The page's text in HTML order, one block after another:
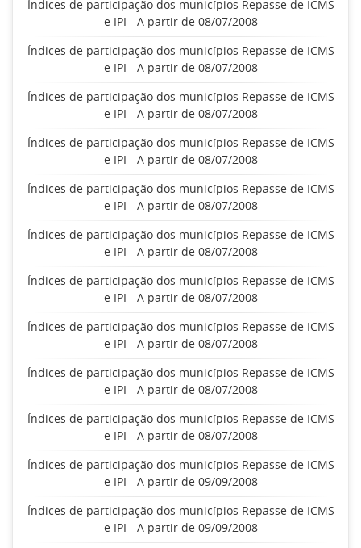
Índices de participação dos municípios Repasse de ICMS
e IPI - A partir de 08/07/2008
Índices de participação dos municípios Repasse de ICMS
e IPI - A partir de 08/07/2008
Índices de participação dos municípios Repasse de ICMS
e IPI - A partir de 08/07/2008
Índices de participação dos municípios Repasse de ICMS
e IPI - A partir de 08/07/2008
Índices de participação dos municípios Repasse de ICMS
e IPI - A partir de 08/07/2008
Índices de participação dos municípios Repasse de ICMS
e IPI - A partir de 08/07/2008
Índices de participação dos municípios Repasse de ICMS
e IPI - A partir de 08/07/2008
Índices de participação dos municípios Repasse de ICMS
e IPI - A partir de 08/07/2008
Índices de participação dos municípios Repasse de ICMS
e IPI - A partir de 08/07/2008
Índices de participação dos municípios Repasse de ICMS
e IPI - A partir de 08/07/2008
Índices de participação dos municípios Repasse de ICMS
e IPI - A partir de 09/09/2008
Índices de participação dos municípios Repasse de ICMS
e IPI - A partir de 09/09/2008